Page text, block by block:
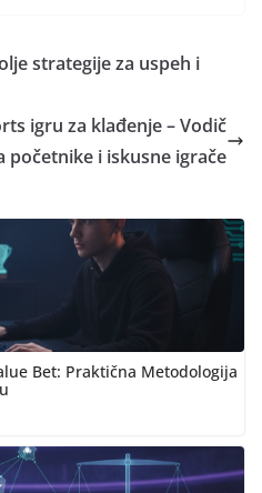
strategije za uspeh i
igru za klađenje – Vodič
početnike i iskusne igrače
Bet: Praktična Metodologija